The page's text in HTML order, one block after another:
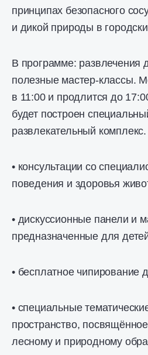
принципах безопасного
и дикой природы в
В программе: развлечения
полезные мастер-классы.
в 11:00 и продлится до
будет построен
развлекательный
• консультации со
поведения и здоровья
• дискуссионные панели и
предназначенные для
• бесплатное чипирование
• специальные
пространство,
лесному и природному